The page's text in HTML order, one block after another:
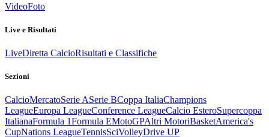
VideoFoto
Live e Risultati
LiveDiretta CalcioRisultati e Classifiche
Sezioni
CalcioMercatoSerie ASerie BCoppa ItaliaChampions
LeagueEuropa LeagueConference LeagueCalcio EsteroSupercoppa
ItalianaFormula 1Formula EMotoGPAltri MotoriBasketAmerica's
CupNations LeagueTennisSciVolleyDrive UP